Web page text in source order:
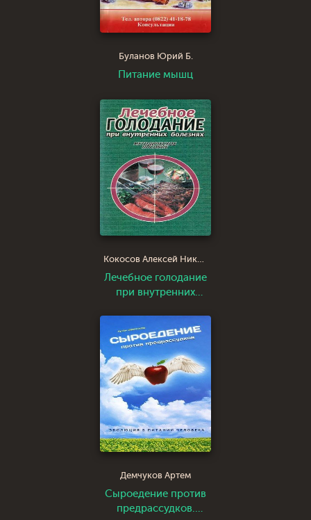
Буланов Юрий Б.
Питание мышц
Кокосов Алексей Николаевич
Лечебное голодание
при внутренних
пособие
Демчуков Артем
Сыроедение против
предрассудков.